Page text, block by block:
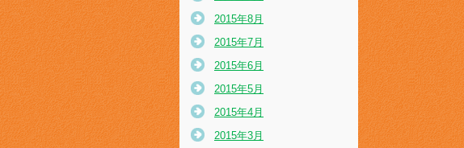
2015年8月
2015年7月
2015年6月
2015年5月
2015年4月
2015年3月